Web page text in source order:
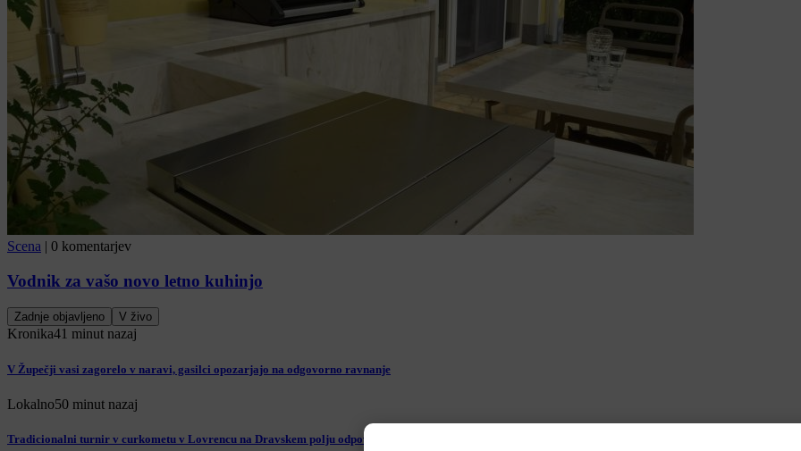
Scena | 0 komentarjev
Vodnik za vašo novo letno kuhinjo
Zadnje objavljeno V živo
Kronika41 minut nazaj
V Župečji vasi zagorelo v naravi, gasilci opozarjajo na odgovorno ravnanje
Lokalno50 minut nazaj
Tradicionalni turnir v curkometu v Lovrencu na Dravskem polju odpovedan